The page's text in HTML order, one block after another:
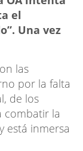
el
Una vez
las
por la falta
de los
combatir la
está inmersa